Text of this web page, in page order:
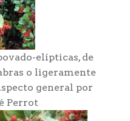
elípticas, de
o ligeramente
general por
Perrot